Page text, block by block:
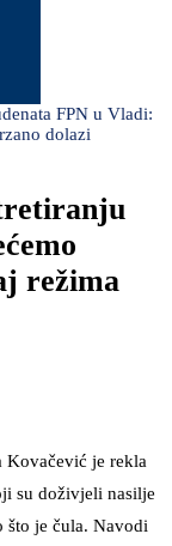
FPN u Vladi:
dolazi
režima
Kovačević je rekla
su doživjeli nasilje
što je čula. Navodi